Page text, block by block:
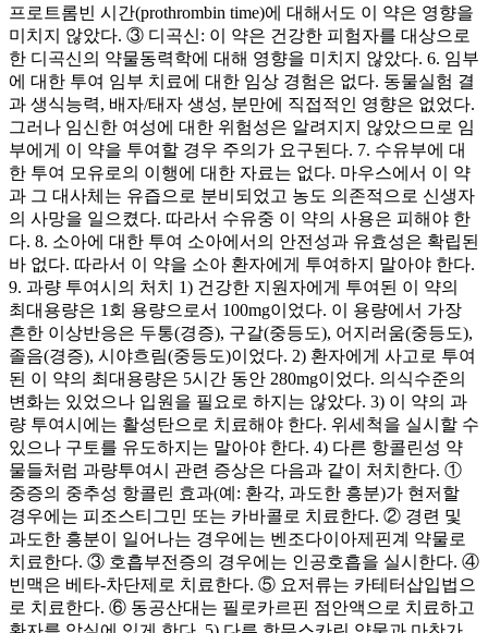
프로트롬빈 시간(prothrombin time)에 대해서도 이 약은 영향을
미치지 않았다. ③ 디곡신: 이 약은 건강한 피험자를 대상으로
한 디곡신의 약물동력학에 대해 영향을 미치지 않았다. 6. 임부
에 대한 투여 임부 치료에 대한 임상 경험은 없다. 동물실험 결
과 생식능력, 배자/태자 생성, 분만에 직접적인 영향은 없었다.
그러나 임신한 여성에 대한 위험성은 알려지지 않았으므로 임
부에게 이 약을 투여할 경우 주의가 요구된다. 7. 수유부에 대
한 투여 모유로의 이행에 대한 자료는 없다. 마우스에서 이 약
과 그 대사체는 유즙으로 분비되었고 농도 의존적으로 신생자
의 사망을 일으켰다. 따라서 수유중 이 약의 사용은 피해야 한
다. 8. 소아에 대한 투여 소아에서의 안전성과 유효성은 확립된
바 없다. 따라서 이 약을 소아 환자에게 투여하지 말아야 한다.
9. 과량 투여시의 처치 1) 건강한 지원자에게 투여된 이 약의
최대용량은 1회 용량으로서 100mg이었다. 이 용량에서 가장
흔한 이상반응은 두통(경증), 구갈(중등도), 어지러움(중등도),
졸음(경증), 시야흐림(중등도)이었다. 2) 환자에게 사고로 투여
된 이 약의 최대용량은 5시간 동안 280mg이었다. 의식수준의
변화는 있었으나 입원을 필요로 하지는 않았다. 3) 이 약의 과
량 투여시에는 활성탄으로 치료해야 한다. 위세척을 실시할 수
있으나 구토를 유도하지는 말아야 한다. 4) 다른 항콜린성 약
물들처럼 과량투여시 관련 증상은 다음과 같이 처치한다. ①
중증의 중추성 항콜린 효과(예: 환각, 과도한 흥분)가 현저할
경우에는 피조스티그민 또는 카바콜로 치료한다. ② 경련 및
과도한 흥분이 일어나는 경우에는 벤조다이아제핀계 약물로
치료한다. ③ 호흡부전증의 경우에는 인공호흡을 실시한다. ④
빈맥은 베타-차단제로 치료한다. ⑤ 요저류는 카테터삽입법으
로 치료한다. ⑥ 동공산대는 필로카르핀 점안액으로 치료하고